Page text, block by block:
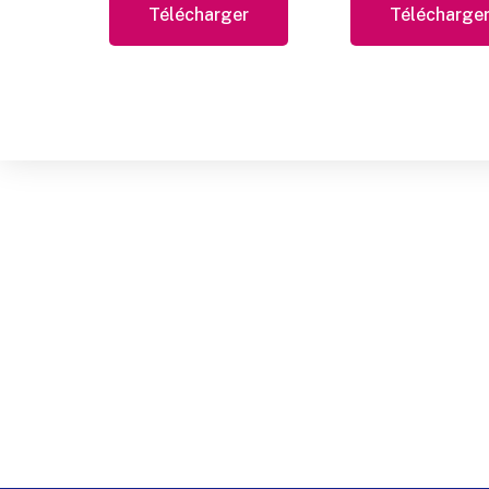
Télécharger Télécharger